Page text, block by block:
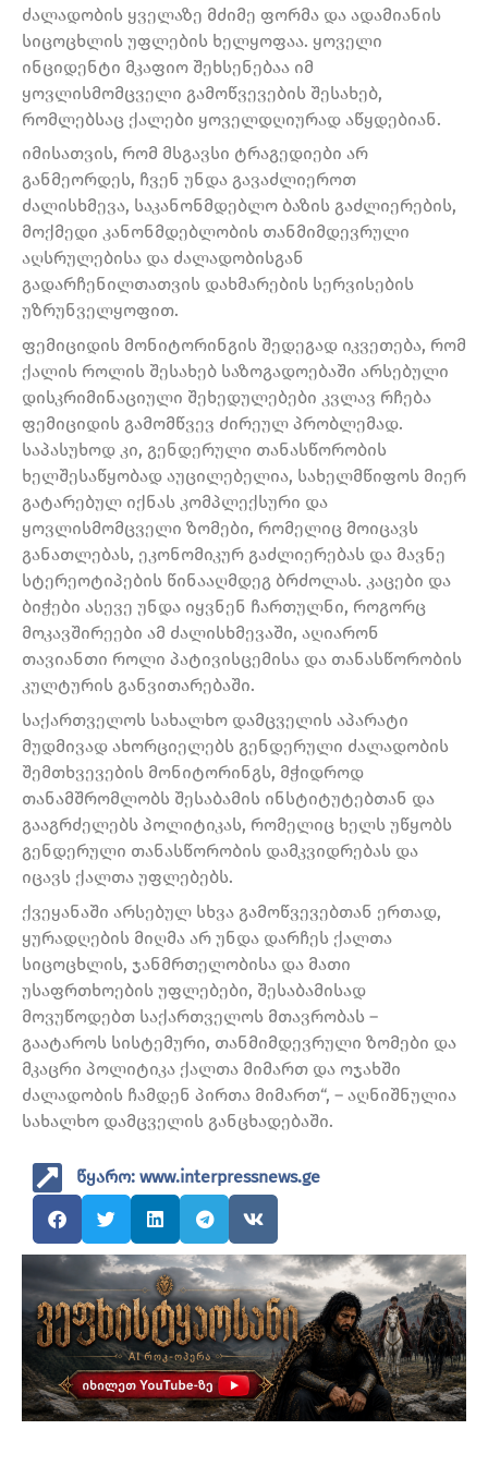
ძალადობის ყველაზე მძიმე ფორმა და ადამიანის
სიცოცხლის უფლების ხელყოფაა. ყოველი
ინციდენტი მკაფიო შეხსენებაა იმ
ყოვლისმომცველი გამოწვევების შესახებ,
რომლებსაც ქალები ყოველდღიურად აწყდებიან.
იმისათვის, რომ მსგავსი ტრაგედიები არ
განმეორდეს, ჩვენ უნდა გავაძლიეროთ
ძალისხმევა, საკანონმდებლო ბაზის გაძლიერების,
მოქმედი კანონმდებლობის თანმიმდევრული
აღსრულებისა და ძალადობისგან
გადარჩენილთათვის დახმარების სერვისების
უზრუნველყოფით.
ფემიციდის მონიტორინგის შედეგად იკვეთება, რომ
ქალის როლის შესახებ საზოგადოებაში არსებული
დისკრიმინაციული შეხედულებები კვლავ რჩება
ფემიციდის გამომწვევ ძირეულ პრობლემად.
საპასუხოდ კი, გენდერული თანასწორობის
ხელშესაწყობად აუცილებელია, სახელმწიფოს მიერ
გატარებულ იქნას კომპლექსური და
ყოვლისმომცველი ზომები, რომელიც მოიცავს
განათლებას, ეკონომიკურ გაძლიერებას და მავნე
სტერეოტიპების წინააღმდეგ ბრძოლას. კაცები და
ბიჭები ასევე უნდა იყვნენ ჩართულნი, როგორც
მოკავშირეები ამ ძალისხმევაში, აღიარონ
თავიანთი როლი პატივისცემისა და თანასწორობის
კულტურის განვითარებაში.
საქართველოს სახალხო დამცველის აპარატი
მუდმივად ახორციელებს გენდერული ძალადობის
შემთხვევების მონიტორინგს, მჭიდროდ
თანამშრომლობს შესაბამის ინსტიტუტებთან და
გააგრძელებს პოლიტიკას, რომელიც ხელს უწყობს
გენდერული თანასწორობის დამკვიდრებას და
იცავს ქალთა უფლებებს.
ქვეყანაში არსებულ სხვა გამოწვევებთან ერთად,
ყურადღების მიღმა არ უნდა დარჩეს ქალთა
სიცოცხლის, ჯანმრთელობისა და მათი
უსაფრთხოების უფლებები, შესაბამისად
მოვუწოდებთ საქართველოს მთავრობას –
გაატაროს სისტემური, თანმიმდევრული ზომები და
მკაცრი პოლიტიკა ქალთა მიმართ და ოჯახში
ძალადობის ჩამდენ პირთა მიმართ“, – აღნიშნულია
სახალხო დამცველის განცხადებაში.
წყარო: www.interpressnews.ge